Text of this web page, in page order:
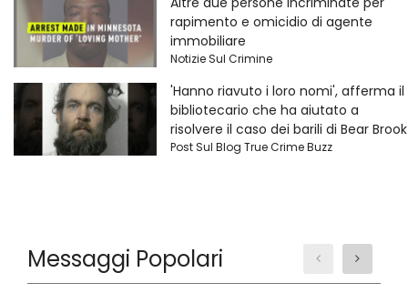
rapimento e omicidio di agente
immobiliare
Notizie Sul Crimine
'Hanno riavuto i loro nomi', afferma il
bibliotecario che ha aiutato a
risolvere il caso dei barili di Bear Brook
Post Sul Blog True Crime Buzz
Messaggi Popolari